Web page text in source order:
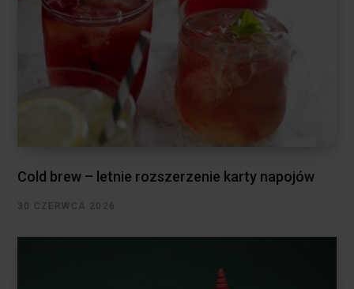
Cold brew – letnie rozszerzenie karty napojów
30 CZERWCA 2026